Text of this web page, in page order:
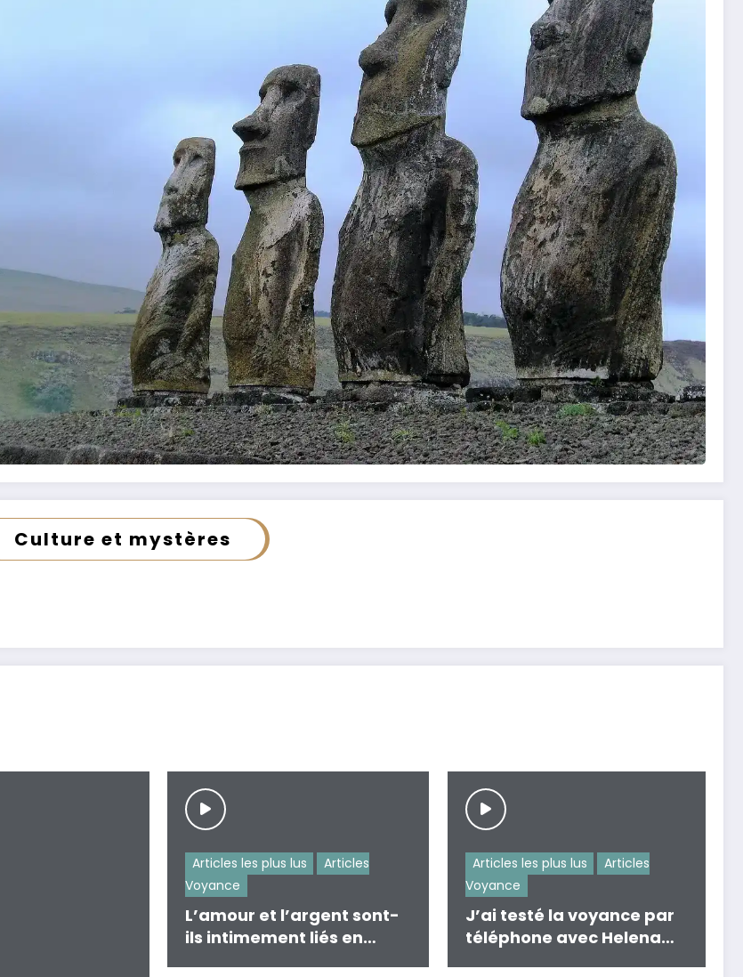
Culture et mystères
Articles les plus lus
Articles
Voyance
L’amour et l’argent sont-
ils intimement liés en
Articles les plus lus
Articles
Voyance
J’ai testé la voyance par
téléphone avec Helena